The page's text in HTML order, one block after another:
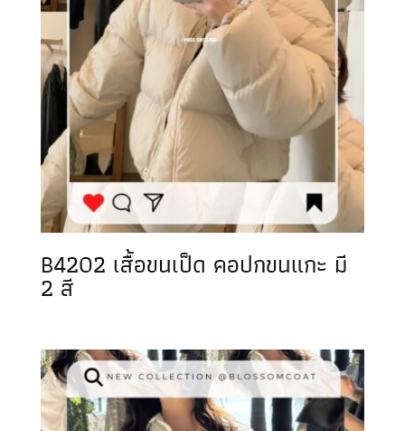
B4202 เสื้อขนเป็ด คอปกขนแกะ มี
2 สี